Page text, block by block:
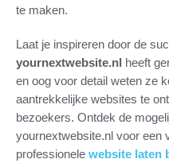
te maken.
Laat je inspireren door de
yournextwebsite.nl heeft
en oog voor detail weten ze
aantrekkelijke websites te
bezoekers. Ontdek de
yournextwebsite.nl voor een
professionele website laten